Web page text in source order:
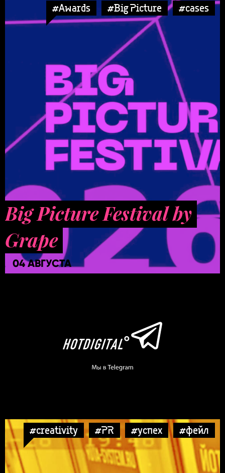
#Awards #Big Picture #cases
Big Picture Festival by
Grape
04 АВГУСТА
#creativity #PR #успех #фейл